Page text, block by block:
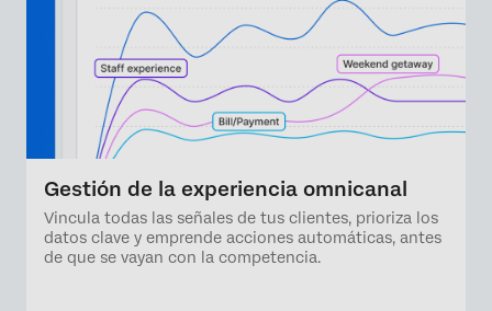
Gestión de la experiencia omnicanal
Vincula todas las señales de tus clientes, prioriza los
datos clave y emprende acciones automáticas, antes
de que se vayan con la competencia.